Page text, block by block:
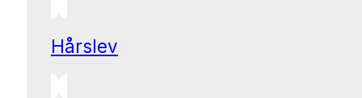
Hårslev